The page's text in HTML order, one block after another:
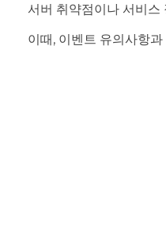
서버 취약점이나 서비스
이때, 이벤트 유의사항